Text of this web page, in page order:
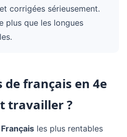
corrigées sérieusement.
plus que les longues
de français en 4e
travailler ?
Français les plus rentables